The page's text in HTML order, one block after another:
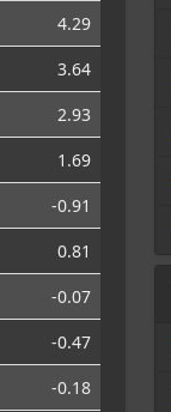
4.29
3.64
2.93
1.69
-0.91
0.81
-0.07
-0.47
-0.18